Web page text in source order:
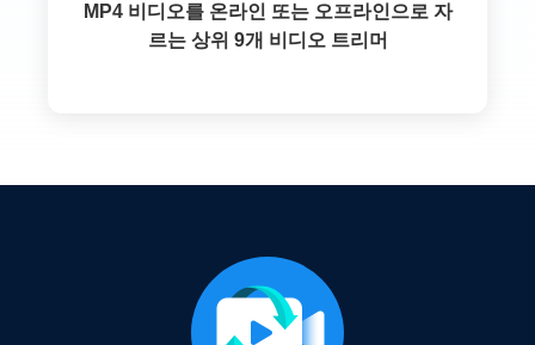
MP4 비디오를 온라인 또는 오프라인으로 자
르는 상위 9개 비디오 트리머